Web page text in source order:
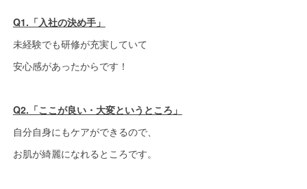
Q1.「入社の決め手」
未経験でも研修が充実していて
安心感があったからです！
Q2.「ここが良い・大変というところ」
自分自身にもケアができるので、
お肌が綺麗になれるところです。